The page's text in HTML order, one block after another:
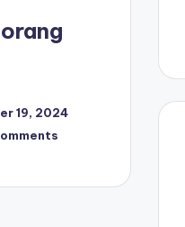
19, 2024